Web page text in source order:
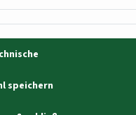
speichern